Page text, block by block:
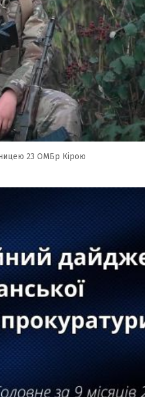
23 ОМБр Кірою